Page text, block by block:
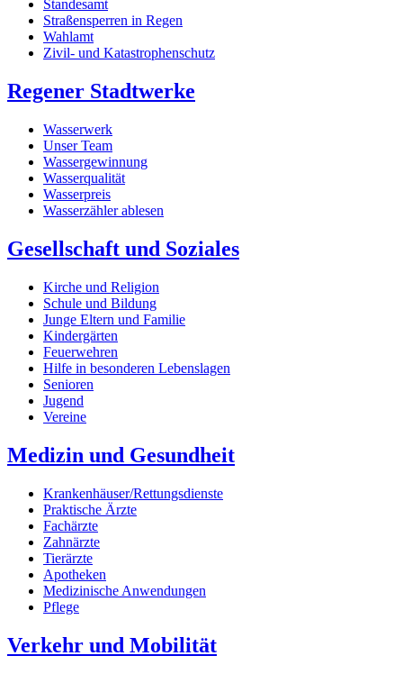
Standesamt
Straßensperren in Regen
Wahlamt
Zivil- und Katastrophenschutz
Regener Stadtwerke
Wasserwerk
Unser Team
Wassergewinnung
Wasserqualität
Wasserpreis
Wasserzähler ablesen
Gesellschaft und Soziales
Kirche und Religion
Schule und Bildung
Junge Eltern und Familie
Kindergärten
Feuerwehren
Hilfe in besonderen Lebenslagen
Senioren
Jugend
Vereine
Medizin und Gesundheit
Krankenhäuser/Rettungsdienste
Praktische Ärzte
Fachärzte
Zahnärzte
Tierärzte
Apotheken
Medizinische Anwendungen
Pflege
Verkehr und Mobilität